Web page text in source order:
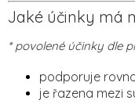
Jaké účinky má
* povolené účinky dle
podporuje
je řazena mezi